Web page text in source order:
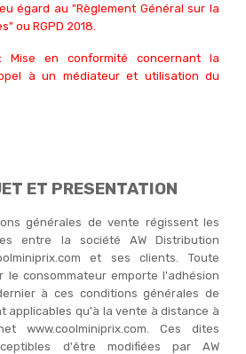
égard au "Règlement Général sur la
ou RGPD 2018.
Mise en conformité concernant la
à un médiateur et utilisation du
ET PRESENTATION
générales de vente régissent les
entre la société AW Distribution
et ses clients. Toute
le consommateur emporte l'adhésion
à ces conditions générales de
applicables qu'à la vente à distance à
www.coolminiprix.com. Ces dites
d'être modifiées par AW